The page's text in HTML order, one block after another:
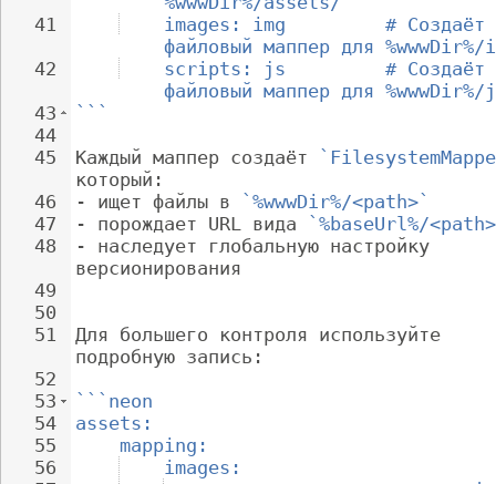
41
42
43
44
45
46
47
48
49
50
51
52
53
54
55
56
images: img         # Создаёт
файловый маппер для %wwwDir%/
scripts: js         # Создаёт
файловый маппер для
```
Каждый маппер создаёт
который:
- ищет файлы в
`%wwwDir%/<path>`
- порождает URL вида
`%baseUrl%/
- наследует глобальную настройку
версионирования
Для большего контроля используйте
подробную запись:
```neon
assets:
mapping:
images: